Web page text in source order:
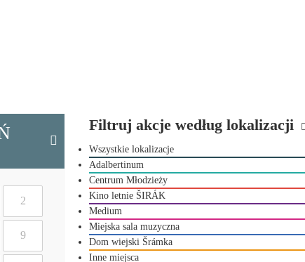
2
9
Filtruj akcje według lokalizacji
Wszystkie lokalizacje
Adalbertinum
Centrum Młodzieży
Kino letnie ŠIRÁK
Medium
Miejska sala muzyczna
Dom wiejski Šrámka
Inne miejsca